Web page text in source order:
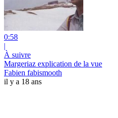
0:58
|
À suivre
Margeriaz explication de la vue
Fabien fabismooth
il y a 18 ans